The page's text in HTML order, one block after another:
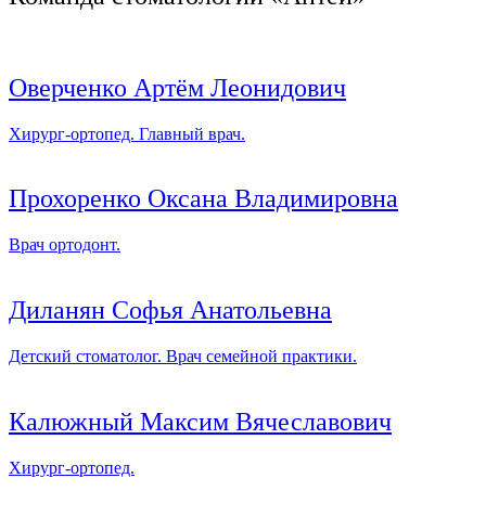
Оверченко Артём Леонидович
Хирург-ортопед. Главный врач.
Прохоренко Оксана Владимировна
Врач ортодонт.
Диланян Софья Анатольевна
Детский стоматолог. Врач семейной практики.
Калюжный Максим Вячеславович
Хирург-ортопед.